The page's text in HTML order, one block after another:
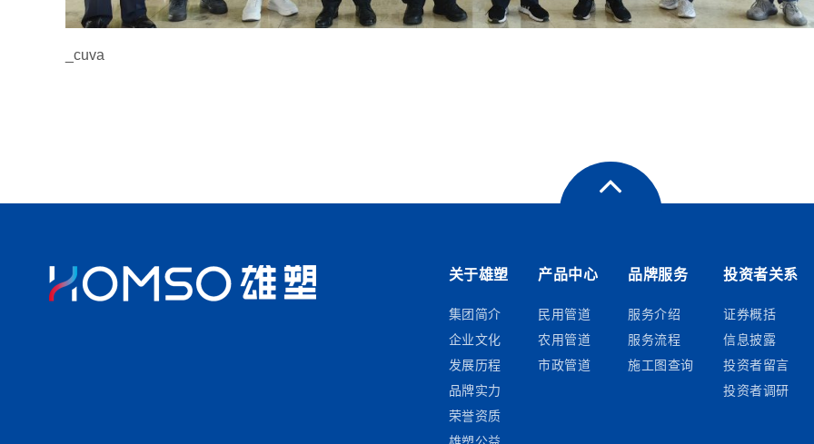
_cuva
关于雄塑
集团简介
企业文化
发展历程
品牌实力
荣誉资质
雄塑公益
产品中心
民用管道
农用管道
市政管道
品牌服务
服务介绍
服务流程
施工图查询
投资者关系
证券概括
信息披露
投资者留言
投资者调研